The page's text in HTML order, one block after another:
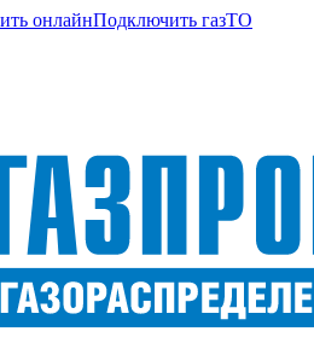
онлайнПодключить газТО